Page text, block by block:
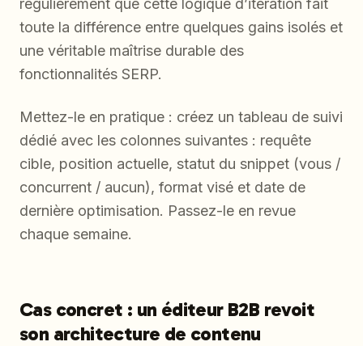
régulièrement que cette logique d’itération fait
toute la différence entre quelques gains isolés et
une véritable maîtrise durable des
fonctionnalités SERP.
Mettez-le en pratique : créez un tableau de suivi
dédié avec les colonnes suivantes : requête
cible, position actuelle, statut du snippet (vous /
concurrent / aucun), format visé et date de
dernière optimisation. Passez-le en revue
chaque semaine.
Cas concret : un éditeur B2B revoit
son architecture de contenu